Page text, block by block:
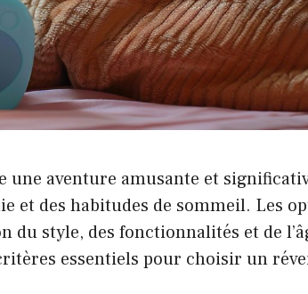
aventure amusante et
et des habitudes de sommeil. Les
style, des fonctionnalités et de
essentiels pour choisir un